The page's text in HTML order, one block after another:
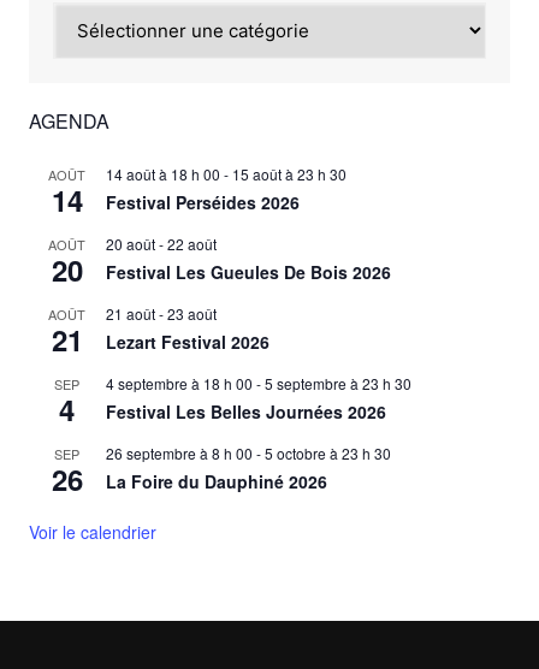
AGENDA
AOÛT
14
14 août à 18 h 00 - 15 août à 23 h 30
Festival Perséides 2026
AOÛT
20
20 août-22 août
Festival Les Gueules De Bois 2026
AOÛT
21
21 août-23 août
Lezart Festival 2026
SEP
4
4 septembre à 18 h 00 -5 septembre à 23 h 30
Festival Les Belles Journées 2026
SEP
26
26 septembre à 8 h 00 -5 octobre à 23 h 30
La Foire du Dauphiné 2026
Voir le calendrier